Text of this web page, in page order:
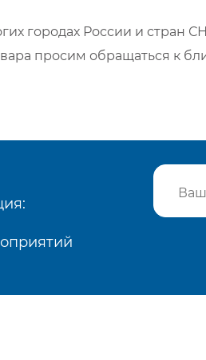
городах России и стран
просим обращаться к